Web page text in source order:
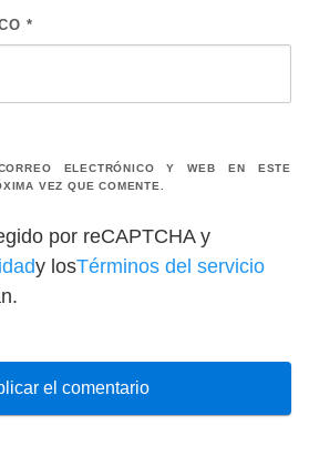
*
ELECTRÓNICO Y WEB EN ESTE
VEZ QUE COMENTE.
por reCAPTCHA y
y losTérminos del servicio